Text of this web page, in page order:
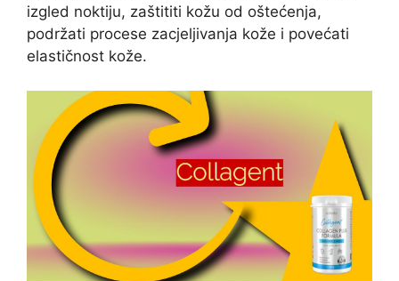
izgled noktiju, zaštititi kožu od oštećenja,
podržati procese zacjeljivanja kože i povećati
elastičnost kože.